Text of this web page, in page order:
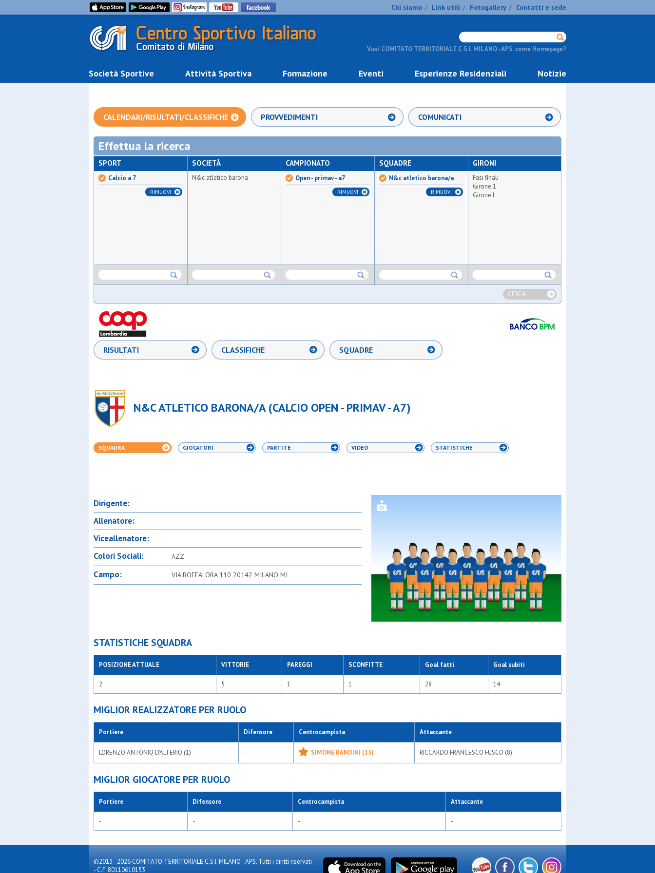
Chi siamo / Link utili / Fotogallery / Contatti e sede
Vuoi COMITATO TERRITORIALE C.S.I. MILANO - APS. come Homepage?
Società Sportive Attività Sportiva Formazione Eventi Esperienze Residenziali Notizie
CALENDARI/RISULTATI/CLASSIFICHE PROVVEDIMENTI COMUNICATI
Effettua la ricerca
SPORT
Calcio a 7
RIMUOVI
SOCIETÀ
N&c atletico barona
CAMPIONATO
Open - primav - a7
RIMUOVI
SQUADRE
N&c atletico barona/a
RIMUOVI
GIRONI
Fasi finali
Girone 1
Girone l
CERCA
RISULTATI CLASSIFICHE SQUADRE
N&C ATLETICO BARONA/A (CALCIO OPEN - PRIMAV - A7)
SQUADRA GIOCATORI PARTITE VIDEO STATISTICHE
Dirigente:
Allenatore:
Viceallenatore:
Colori Sociali:
AZZ
Campo: VIA BOFFALORA 110 20142 MILANO MI
STATISTICHE SQUADRA
POSIZIONE ATTUALE VITTORIE PAREGGI SCONFITTE Goal fatti Goal subiti
2 5 1 1 28 14
MIGLIOR REALIZZATORE PER RUOLO
Portiere Difensore Centrocampista Attaccante
LORENZO ANTONIO D'ALTERIO (1) - SIMONE BANDINI (13) RICCARDO FRANCESCO FUSCO (8)
MIGLIOR GIOCATORE PER RUOLO
Portiere Difensore Centrocampista Attaccante
- - - -
©2013 - 2026 COMITATO TERRITORIALE C.S.I. MILANO - APS. Tutti i diritti riservati
- C.F. 80110610153